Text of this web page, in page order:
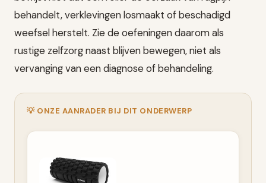
behandelt, verklevingen losmaakt of beschadigd
weefsel herstelt. Zie de oefeningen daarom als
rustige zelfzorg naast blijven bewegen, niet als
vervanging van een diagnose of behandeling.
💡 ONZE AANRADER BIJ DIT ONDERWERP